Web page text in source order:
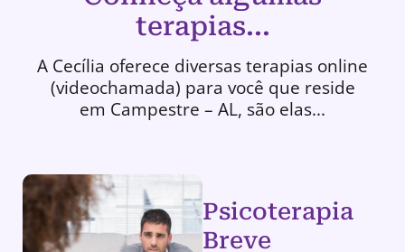
terapias...
A Cecília oferece diversas terapias online
(videochamada) para você que reside
em Campestre – AL, são elas...
Psicoterapia
Breve